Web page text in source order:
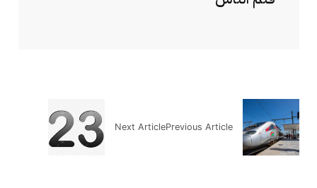
Previous Article
Next Article